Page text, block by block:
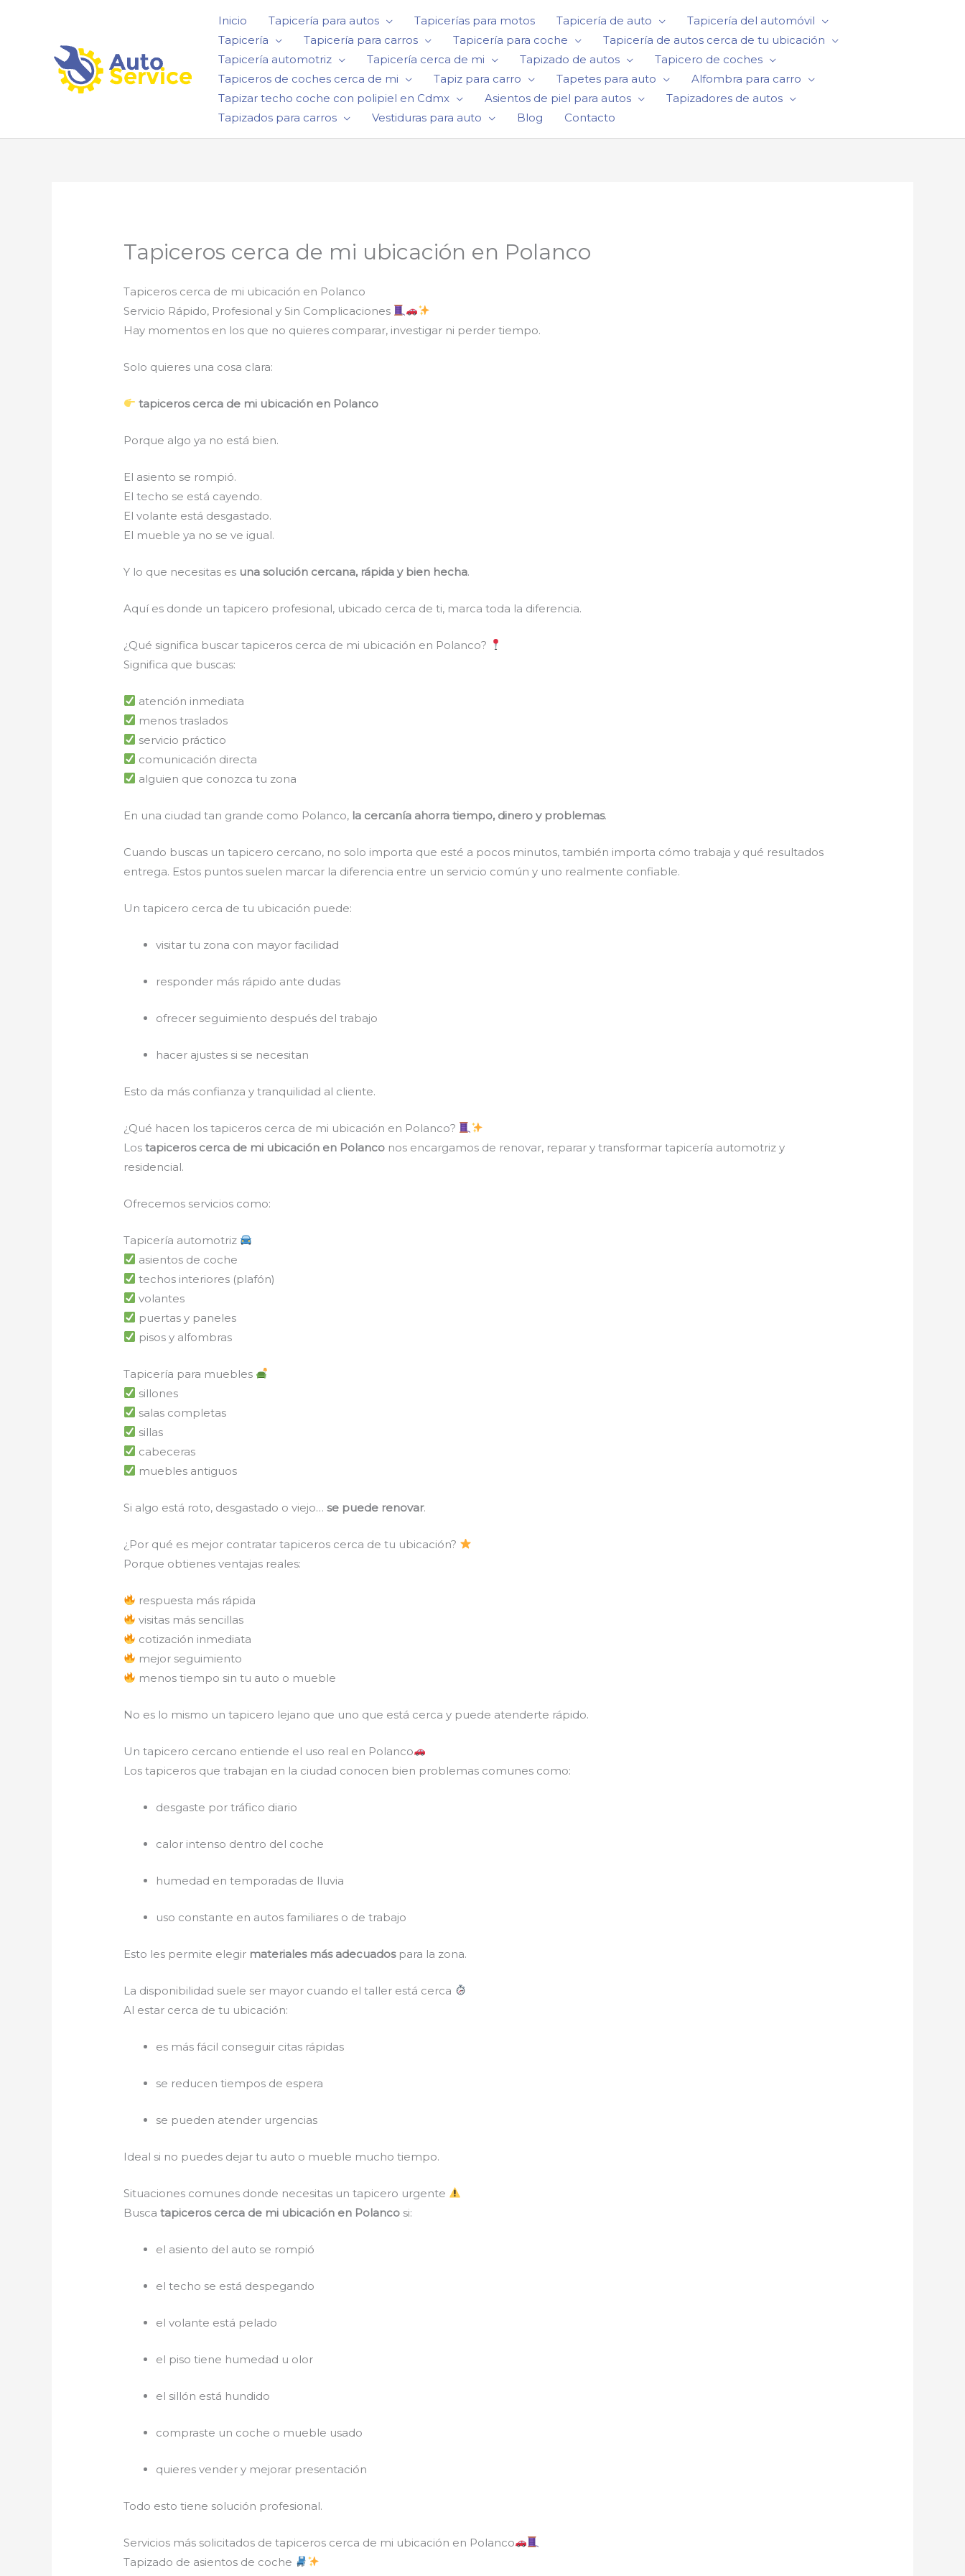
Inicio Tapicería para autos Tapicerías para motos Tapicería de auto
Tapicería del automóvil
Tapicería
Tapicería para carros Tapicería para coche
Tapicería de autos cerca de tu ubicación
Tapicería automotriz
Tapicería cerca de mi Tapizado de autos
Tapicero de coches
Tapiceros de coches cerca de mi
Tapiz para carro Tapetes para auto
Alfombra para carro
Tapizar techo coche con polipiel en Cdmx
Asientos de piel para autos
Tapizadores de autos
Tapizados para carros
Vestiduras para auto Blog Contacto
Tapiceros cerca de mi ubicación en Polanco
Tapiceros cerca de mi ubicación en Polanco
Servicio Rápido, Profesional y Sin Complicaciones
Hay momentos en los que no quieres comparar, investigar ni perder tiempo.
Solo quieres una cosa clara:
tapiceros cerca de mi ubicación en Polanco
Porque algo ya no está bien.
El asiento se rompió.
El techo se está cayendo.
El volante está desgastado.
El mueble ya no se ve igual.
Y lo que necesitas es una solución cercana, rápida y bien hecha.
Aquí es donde un tapicero profesional, ubicado cerca de ti, marca toda la diferencia.
¿Qué significa buscar tapiceros cerca de mi ubicación en Polanco?
Significa que buscas:
atención inmediata
menos traslados
servicio práctico
comunicación directa
alguien que conozca tu zona
En una ciudad tan grande como Polanco, la cercanía ahorra tiempo, dinero y problemas.
Cuando buscas un tapicero cercano, no solo importa que esté a pocos minutos, también importa cómo trabaja y qué resultados
entrega. Estos puntos suelen marcar la diferencia entre un servicio común y uno realmente confiable.
Un tapicero cerca de tu ubicación puede:
visitar tu zona con mayor facilidad
responder más rápido ante dudas
ofrecer seguimiento después del trabajo
hacer ajustes si se necesitan
Esto da más confianza y tranquilidad al cliente.
¿Qué hacen los tapiceros cerca de mi ubicación en Polanco?
Lostapiceros cerca de mi ubicación en Polanco nos encargamos de renovar, reparar y transformar tapicería automotriz y
residencial.
Ofrecemos servicios como:
Tapicería automotriz
asientos de coche
techos interiores (plafón)
volantes
puertas y paneles
pisos y alfombras
Tapicería para muebles
sillones
salas completas
sillas
cabeceras
muebles antiguos
Si algo está roto, desgastado o viejo…se puede renovar.
¿Por qué es mejor contratar tapiceros cerca de tu ubicación?
Porque obtienes ventajas reales:
respuesta más rápida
visitas más sencillas
cotización inmediata
mejor seguimiento
menos tiempo sin tu auto o mueble
No es lo mismo un tapicero lejano que uno que está cerca y puede atenderte rápido.
Un tapicero cercano entiende el uso real en Polanco
Los tapiceros que trabajan en la ciudad conocen bien problemas comunes como:
desgaste por tráfico diario
calor intenso dentro del coche
humedad en temporadas de lluvia
uso constante en autos familiares o de trabajo
Esto les permite elegir materiales más adecuadospara la zona.
La disponibilidad suele ser mayor cuando el taller está cerca
Al estar cerca de tu ubicación:
es más fácil conseguir citas rápidas
se reducen tiempos de espera
se pueden atender urgencias
Ideal si no puedes dejar tu auto o mueble mucho tiempo.
Situaciones comunes donde necesitas un tapicero urgente
Buscatapiceros cerca de mi ubicación en Polanco si:
el asiento del auto se rompió
el techo se está despegando
el volante está pelado
el piso tiene humedad u olor
el sillón está hundido
compraste un coche o mueble usado
quieres vender y mejorar presentación
Todo esto tiene solución profesional.
Servicios más solicitados de tapiceros cerca de mi ubicación en Polanco
Tapizado de asientos de coche